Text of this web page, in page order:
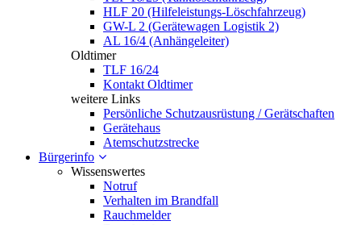
HLF 20 (Hilfeleistungs-Löschfahrzeug)
GW-L 2 (Gerätewagen Logistik 2)
AL 16/4 (Anhängeleiter)
Oldtimer
TLF 16/24
Kontakt Oldtimer
weitere Links
Persönliche Schutzausrüstung / Gerätschaften
Gerätehaus
Atemschutzstrecke
Bürgerinfo
Wissenswertes
Notruf
Verhalten im Brandfall
Rauchmelder